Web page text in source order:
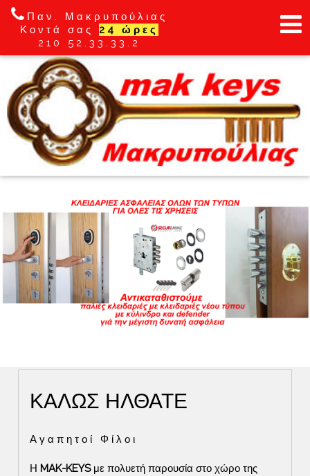
Παν. Μακρυπούλιας
Κοντά σας 24 ώρες
210 52.33.33.2
ΚΑΛΩΣ ΗΛΘΑΤΕ
Αγαπητοί Φίλοι
Η MAK-KEYSμε πολυετή παρουσία στο χώρο της